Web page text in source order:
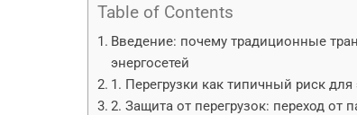
Table of Contents
Введение: почему традиционные
энергосетей
1. Перегрузки как типичный риск
2. Защита от перегрузок: переход